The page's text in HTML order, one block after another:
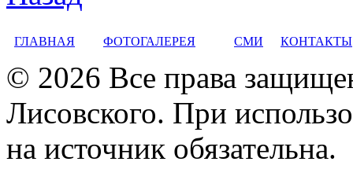
ГЛАВНАЯ ФОТОГАЛЕРЕЯ СМИ КОНТАКТЫ
© 2026 Все права
Лисовского. При
на источник обязательна.